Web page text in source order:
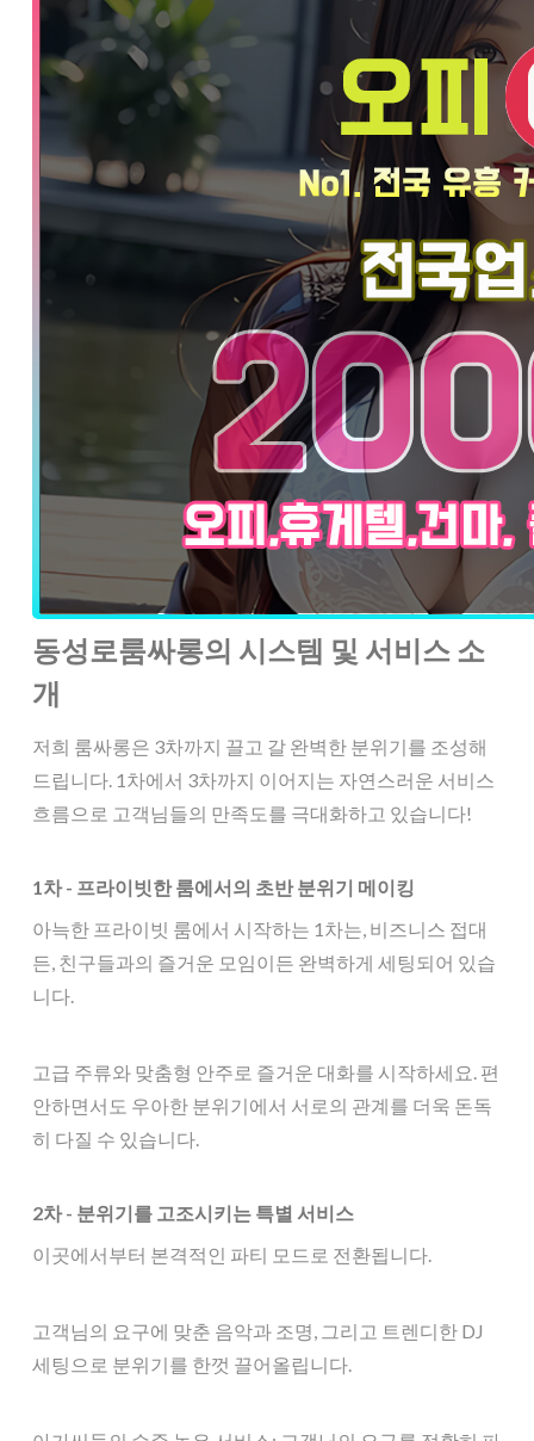
동성로룸싸롱의 시스템 및 서비스 소
개
저희 룸싸롱은 3차까지 끌고 갈 완벽한 분위기를 조성해
드립니다. 1차에서 3차까지 이어지는 자연스러운 서비스
흐름으로 고객님들의 만족도를 극대화하고 있습니다!
1차 - 프라이빗한 룸에서의 초반 분위기 메이킹
아늑한 프라이빗 룸에서 시작하는 1차는, 비즈니스 접대
든, 친구들과의 즐거운 모임이든 완벽하게 세팅되어 있습
니다.
고급 주류와 맞춤형 안주로 즐거운 대화를 시작하세요. 편
안하면서도 우아한 분위기에서 서로의 관계를 더욱 돈독
히 다질 수 있습니다.
2차 - 분위기를 고조시키는 특별 서비스
이곳에서부터 본격적인 파티 모드로 전환됩니다.
고객님의 요구에 맞춘 음악과 조명, 그리고 트렌디한 DJ
세팅으로 분위기를 한껏 끌어올립니다.